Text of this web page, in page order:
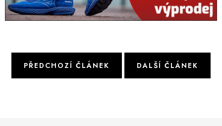
Ceník dopravy
Moje objednávka
Ochrana osobních údajů
Zásady používání souborů cookies
Kontakt
PŘEDCHOZÍ ČLÁNEK DALŠÍ ČLÁNEK